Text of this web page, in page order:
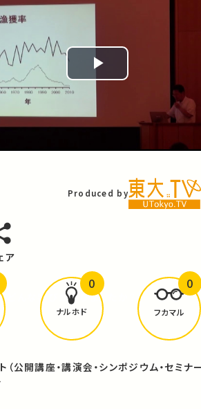
Play
Video
Produced by
ア
どんな学びがありましたか？
ナルホド
0
フカマル
0
（公開講座・講演会・シンポジウム・セミナ